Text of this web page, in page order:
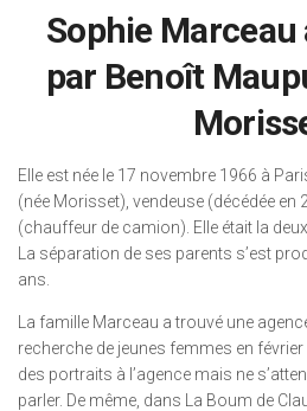
Sophie Marceau
par Benoît
Elle est née le 17 novembre 1966 à
(née Morisset), vendeuse (décédée en
(chauffeur de camion). Elle était la
La séparation de ses parents s’est
ans.
La famille Marceau a trouvé une
recherche de jeunes femmes en
des portraits à l’agence mais ne
parler. De même, dans La Boum de